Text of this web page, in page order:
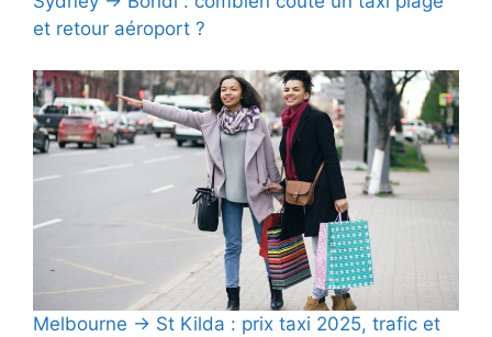
et retour aéroport ?
Melbourne → St Kilda : prix taxi 2025, trafic et